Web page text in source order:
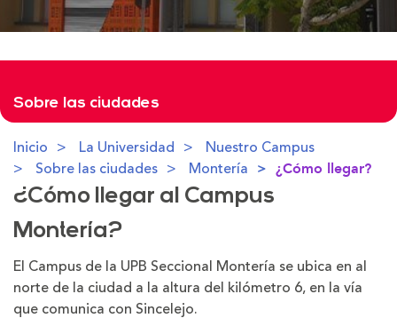
Sobre las ciudades
Inicio La Universidad
Nuestro Campus
Sobre las ciudades
Montería ¿Cómo llegar?
¿Cómo llegar al Campus
Montería?
El Campus de la UPB Seccional Montería se ubica en al
norte de la ciudad a la altura del kilómetro 6, en la vía
que comunica con Sincelejo.